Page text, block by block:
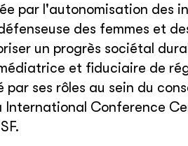
par l'autonomisation des
des femmes et
un progrès sociétal
et fiduciaire de
par ses rôles au sein du
International Conference